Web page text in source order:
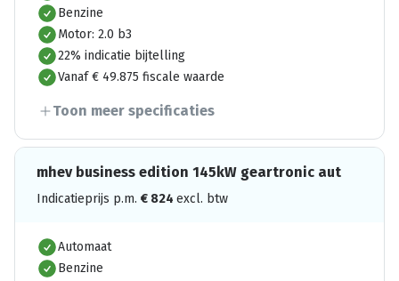
Benzine
Motor: 2.0 b3
22% indicatie bijtelling
Vanaf € 49.875 fiscale waarde
Toon meer specificaties
mhev business edition 145kW geartronic aut
Indicatieprijs p.m. € 824 excl. btw
Automaat
Benzine